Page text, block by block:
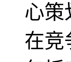
心策
在竞